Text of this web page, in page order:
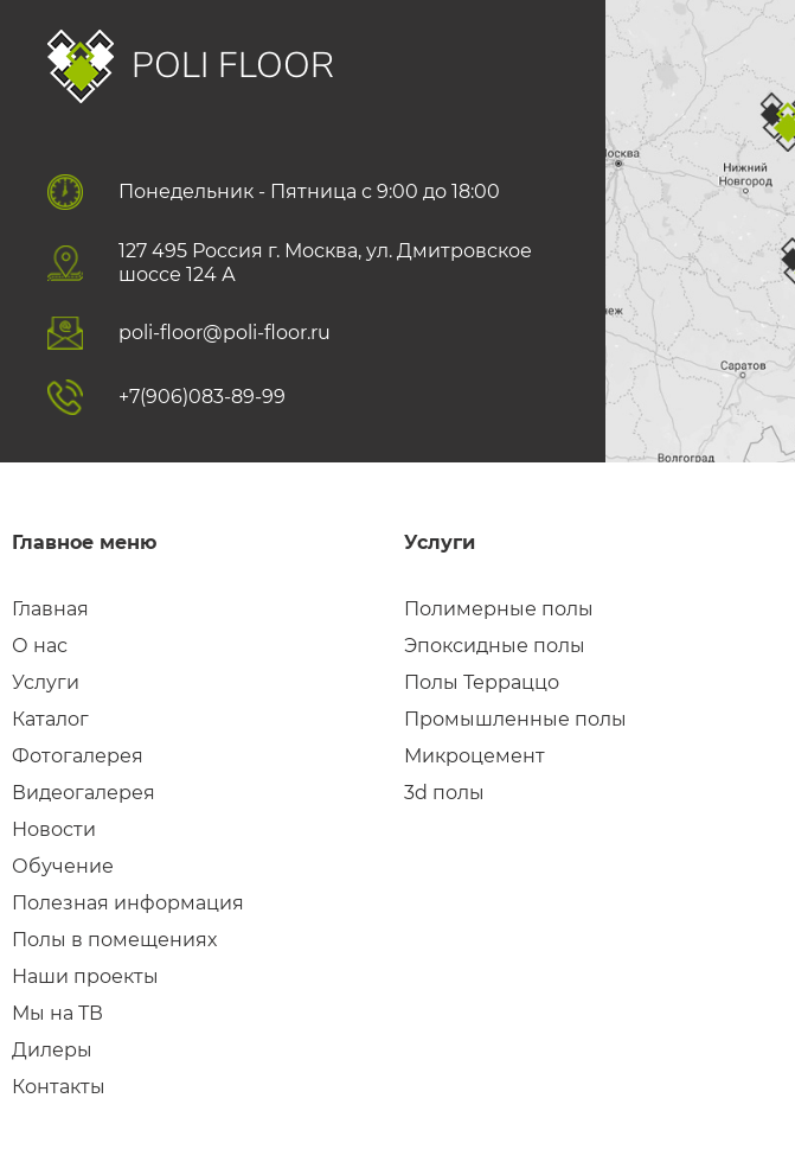
POLI FLOOR
Понедельник - Пятница с 9:00 до 18:00
127 495 Роccия г. Москва, ул. Дмитровское
шоссе 124 А
poli-floor@poli-floor.ru
+7(906)083-89-99
Главное меню
Главная
О нас
Услуги
Каталог
Фотогалерея
Видеогалерея
Новости
Обучение
Полезная информация
Полы в помещениях
Наши проекты
Мы на ТВ
Дилеры
Контакты
Услуги
Полимерные полы
Эпоксидные полы
Полы Терраццо
Промышленные полы
Микроцемент
3d полы